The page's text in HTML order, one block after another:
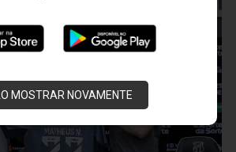
MOSTRAR NOVAMENTE